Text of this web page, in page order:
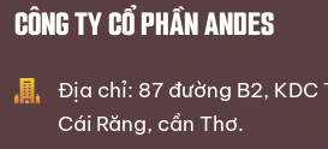
CÔNG TY CỔ PHẦN ANDES
Địa chỉ: 87 đường B2, KDC
Cái Răng, cần Thơ.